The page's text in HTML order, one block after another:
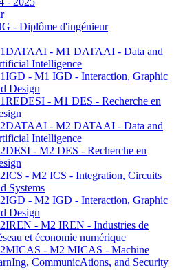
- Diplôme d'ingénieur
- M1 DATAAI - Data and
Intelligence
- M1 IGD - Interaction, Graphic
Design
- M1 DES - Recherche en
- M2 DATAAI - Data and
Intelligence
- M2 DES - Recherche en
- M2 ICS - Integration, Circuits
Systems
- M2 IGD - Interaction, Graphic
Design
- M2 IREN - Industries de
et économie numérique
- M2 MICAS - Machine
CommunicAtions, and Security